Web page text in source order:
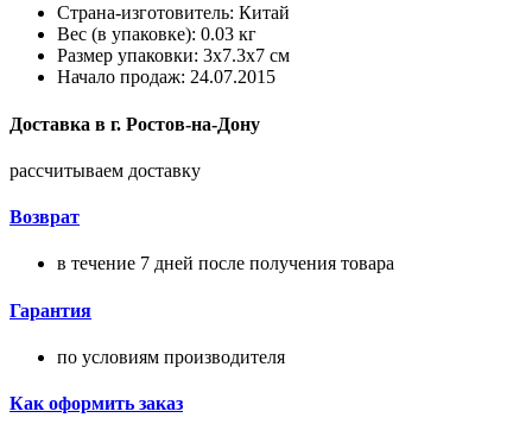
Страна-изготовитель: Китай
Вес (в упаковке): 0.03 кг
Размер упаковки: 3x7.3x7 см
Начало продаж: 24.07.2015
Доставка в г. Ростов-на-Дону
рассчитываем доставку
Возврат
в течение 7 дней после получения товара
Гарантия
по условиям производителя
Как оформить заказ